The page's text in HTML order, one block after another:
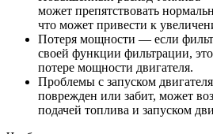
может препятствовать
что может привести к
Потеря мощности — если
своей функции фильтрации,
потере мощности двигателя.
Проблемы с запуском
поврежден или забит, может
подачей топлива и запуском